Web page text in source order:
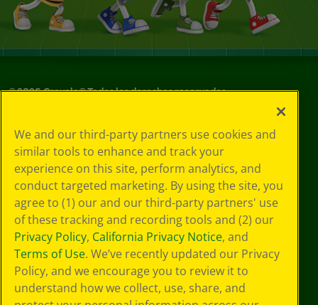
©2026Crayola® Todos los derechos reservados.
de privacidad
Política de
privacidad
Términos de SMS
GDPR
Aviso de
privacidad de CA
Cookie
Preferences
Condiciones de
uso
We and our third-party partners use cookies and
similar tools to enhance and track your
experience on this site, perform analytics, and
conduct targeted marketing. By using the site, you
agree to (1) our and our third-party partners' use
of these tracking and recording tools and (2) our
Privacy Policy, California Privacy Notice, and
Terms of Use. We’ve recently updated our Privacy
Policy, and we encourage you to review it to
understand how we collect, use, share, and